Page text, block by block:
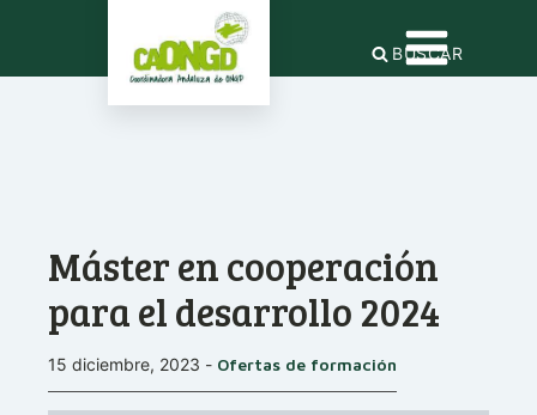
BUSCAR
Máster en cooperación
para el desarrollo 2024
15 diciembre, 2023 - Ofertas de formación